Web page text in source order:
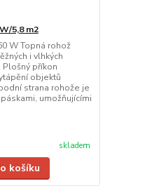
5,8 m2
W Topná rohož
i vlhkých
příkon
objektů
strana rohože je
umožňujícími
skladem
košíku